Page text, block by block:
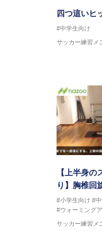
四つ這いヒ
#中学生向け
サッカー練習メ
【上半身の
り】胸椎回
#小学生向け #
#ウォーミング
サッカー練習メ